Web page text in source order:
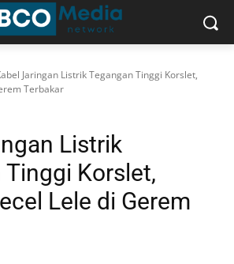
Jaringan Listrik Tegangan Tinggi Korslet,
Terbakar
Listrik
Korslet,
Lele di Gerem